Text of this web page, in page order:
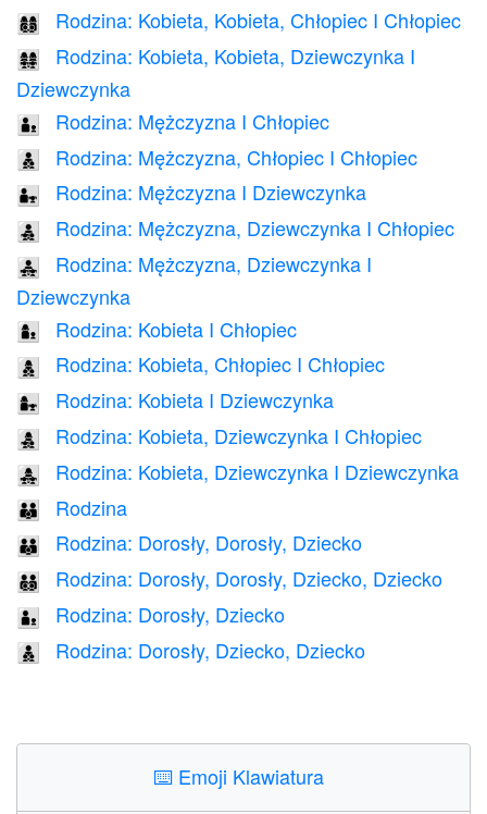
👩‍👩‍👦‍👦 Rodzina: Kobieta, Kobieta, Chłopiec I Chłopiec
👩‍👩‍👧‍👧
Rodzina: Kobieta, Kobieta, Dziewczynka I
Dziewczynka
👨‍👦 Rodzina: Mężczyzna I Chłopiec
👨‍👦‍👦 Rodzina: Mężczyzna, Chłopiec I Chłopiec
👨‍👧 Rodzina: Mężczyzna I Dziewczynka
👨‍👧‍👦 Rodzina: Mężczyzna, Dziewczynka I Chłopiec
👨‍👧‍👧
Rodzina: Mężczyzna, Dziewczynka I
Dziewczynka
👩‍👦 Rodzina: Kobieta I Chłopiec
👩‍👦‍👦 Rodzina: Kobieta, Chłopiec I Chłopiec
👩‍👧 Rodzina: Kobieta I Dziewczynka
👩‍👧‍👦 Rodzina: Kobieta, Dziewczynka I Chłopiec
👩‍👧‍👧 Rodzina: Kobieta, Dziewczynka I Dziewczynka
👪 Rodzina
🧑‍🧑‍🧒 Rodzina: Dorosły, Dorosły, Dziecko
🧑‍🧑‍🧒‍🧒 Rodzina: Dorosły, Dorosły, Dziecko, Dziecko
🧑‍🧒 Rodzina: Dorosły, Dziecko
🧑‍🧒‍🧒 Rodzina: Dorosły, Dziecko, Dziecko
⌨️ Emoji Klawiatura